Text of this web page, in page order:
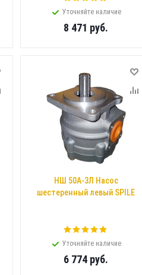
Уточняйте наличие
8 471 руб.
НШ 50А-3Л Насос
шестеренный левый SPILE
Уточняйте наличие
6 774 руб.